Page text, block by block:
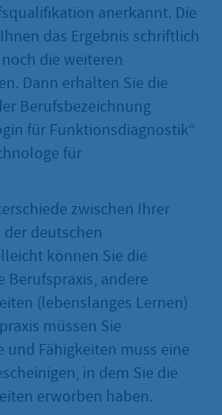
anerkannt. Die
das Ergebnis schriftlich
die weiteren
Dann erhalten Sie die
Berufsbezeichnung
für Funktionsdiagnostik“
für
zwischen Ihrer
deutschen
können Sie die
Berufspraxis, andere
(lebenslanges Lernen)
müssen Sie
und Fähigkeiten muss eine
in dem Sie die
erworben haben.